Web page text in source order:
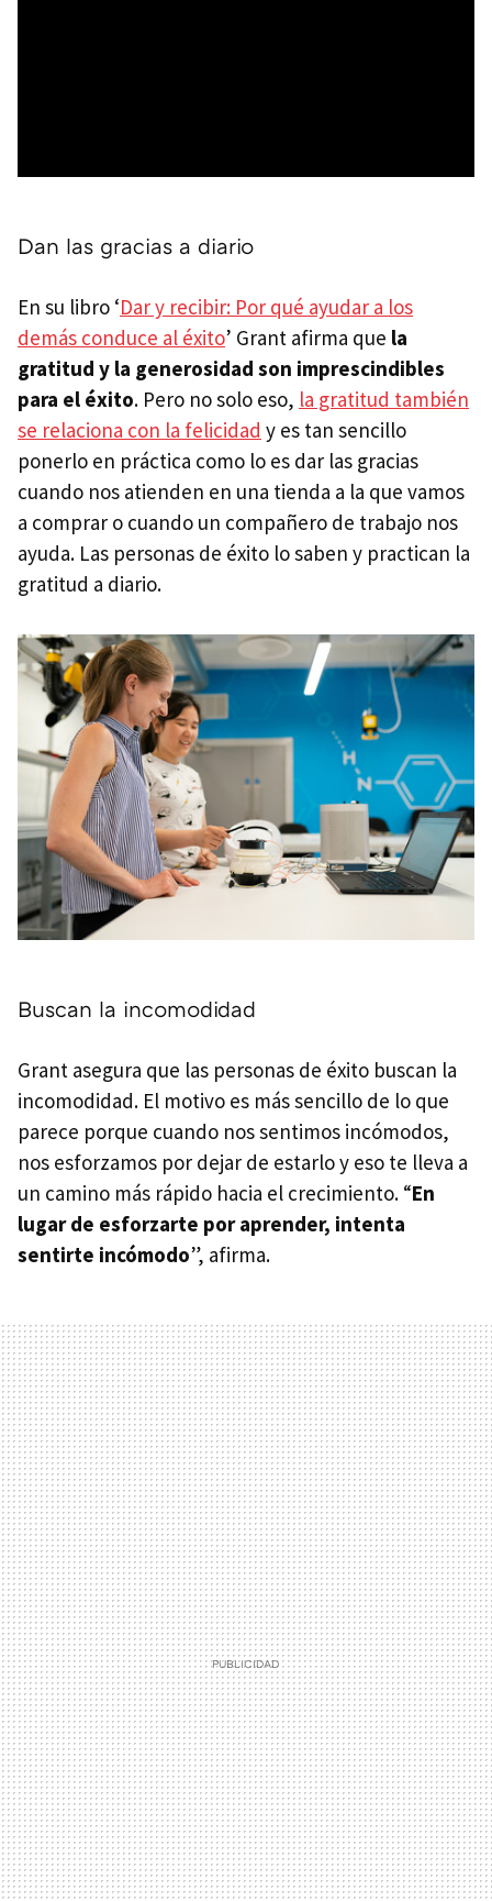
Dan las gracias a diario
En su libro ‘Dar y recibir: Por qué ayudar a los
demás conduce al éxito’ Grant afirma que la
gratitud y la generosidad son imprescindibles
para el éxito. Pero no solo eso, la gratitud también
se relaciona con la felicidad y es tan sencillo
ponerlo en práctica como lo es dar las gracias
cuando nos atienden en una tienda a la que vamos
a comprar o cuando un compañero de trabajo nos
ayuda. Las personas de éxito lo saben y practican la
gratitud a diario.
Buscan la incomodidad
Grant asegura que las personas de éxito buscan la
incomodidad. El motivo es más sencillo de lo que
parece porque cuando nos sentimos incómodos,
nos esforzamos por dejar de estarlo y eso te lleva a
un camino más rápido hacia el crecimiento. “En
lugar de esforzarte por aprender, intenta
sentirte incómodo”, afirma.